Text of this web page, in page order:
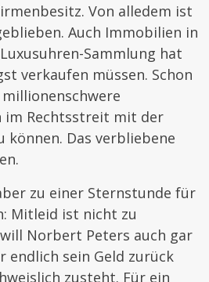
Von alledem ist
Auch Immobilien in
Sammlung hat
verkaufen müssen. Schon
im Rechtsstreit mit der
können. Das verbliebene
zu einer Sternstunde für
Mitleid ist nicht zu
Norbert Peters auch gar
endlich sein Geld zurück
zusteht. Für ein